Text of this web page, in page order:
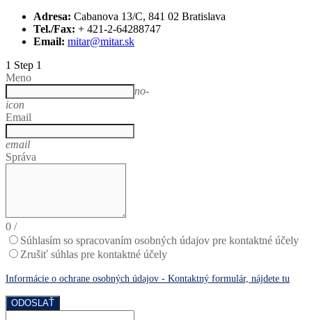
Adresa: Cabanova 13/C, 841 02 Bratislava
Tel./Fax: + 421-2-64288747
Email: mitar@mitar.sk
1 Step 1
Meno
no-
icon
Email
email
Správa
0 /
Súhlasím so spracovaním osobných údajov pre kontaktné účely
Zrušiť súhlas pre kontaktné účely
Informácie o ochrane osobných údajov - Kontaktný formulár, nájdete tu
ODOSLAŤ